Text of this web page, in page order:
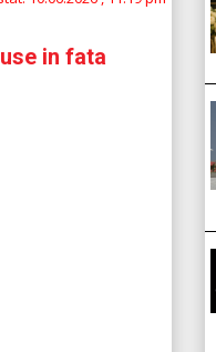
in fata